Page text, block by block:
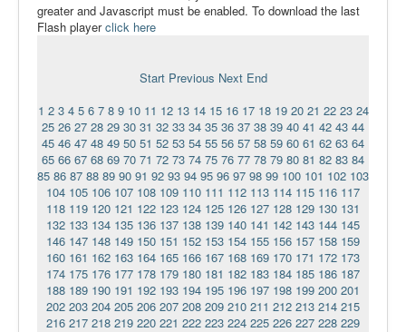
Видеоматериалы
Сайт проекта Достоевский
Ермаковополе.рф
greater and Javascript must be enabled. To download the last
Flash playerclick here
Start Previous Next End
1 2 3 4 5 6 7 8 9 10 11 12 13 14 15 16 17 18 19 20 21 22 23 24
25 26 27 28 29 30 31 32 33 34 35 36 37 38 39 40 41 42 43 44
45 46 47 48 49 50 51 52 53 54 55 56 57 58 59 60 61 62 63 64
65 66 67 68 69 70 71 72 73 74 75 76 77 78 79 80 81 82 83 84
85 86 87 88 89 90 91 92 93 94 95 96 97 98 99 100 101 102 103
104 105 106 107 108 109 110 111 112 113 114 115 116 117
118 119 120 121 122 123 124 125 126 127 128 129 130 131
132 133 134 135 136 137 138 139 140 141 142 143 144 145
146 147 148 149 150 151 152 153 154 155 156 157 158 159
160 161 162 163 164 165 166 167 168 169 170 171 172 173
174 175 176 177 178 179 180 181 182 183 184 185 186 187
188 189 190 191 192 193 194 195 196 197 198 199 200 201
202 203 204 205 206 207 208 209 210 211 212 213 214 215
216 217 218 219 220 221 222 223 224 225 226 227 228 229